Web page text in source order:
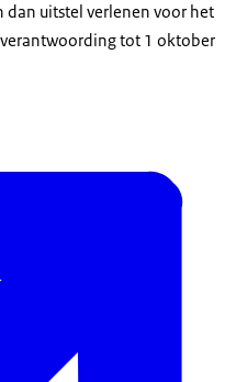
dan uitstel verlenen voor het
tot 1 oktober